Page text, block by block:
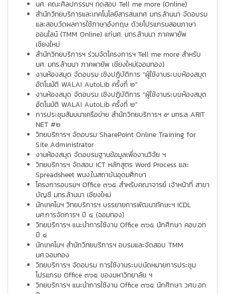
นศ. คณะศิลปกรรมฯ ทดสอบ Tell me more (Online)
สำนักวิทยบริการและเทคโนโลยีสารสนเทศ มทร.ล้านนา จัดอบรม
และสอบวัดผลการใช้ภาษาอังกฤษ ด้วยโปรแกรมสอนภาษา
ออนไลน์ (TMM Online) แก่นศ. มทร.ล้านนา ภาคพายัพ
เชียงใหม่
สำนักวิทยบริการฯ ร่วมจัดโครงการฯ Tell me more สำหรับ
นศ. มทร.ล้านนา ภาคพายัพ เชียงใหม่(จอมทอง)
งานห้องสมุด จัดอบรม เชิงปฏิบัติการ “ผู้ใช้งานระบบห้องสมุด
อัตโนมัติ WALAI AutoLib ครั้งที่ ๒”
งานห้องสมุด จัดอบรม เชิงปฏิบัติการ “ผู้ใช้งานระบบห้องสมุด
อัตโนมัติ WALAI AutoLib ครั้งที่ ๒”
การประชุมสัมมนาเครือข่าย สำนักวิทยบริการฯ ๙ มทร.ล ARIT
NET #๒
วิทยบริการฯ จัดอบรม SharePoint Online Training for
Site Administrator
งานห้องสมุด จัดอบรมฐานข้อมูลเพื่องานวิจัย ฯ
วิทยบริการฯ จัดสอบ ICT หลักสูตร Word Process และ
Spreadsheet พนง.ในสถาบันอุดมศึกษา
โครงการอบรมฯ Office ๓๖๕ สำหรับคณาจารย์ เจ้าหน้าที่ สาขา
บัญชี มทร.ล้านนา เชียงใหม่
นักเทคโนฯ วิทยบริการฯ บรรยายการพัฒนาทักษะฯ ICDL
นศ.การจัดการฯ ปี ๔ (จอมทอง)
วิทยบริการฯ แนะนำการใช้งาน Office ๓๖๕ นักศึกษา คอบ.อท
ปี ๔
นักเทคโนฯ สำนักวิทยบริการฯ อบรมและจัดสอบ TMM
นศ.จอมทอง
วิทยบริการฯ จัดอบรม การใช้งานระบบนัดหมายการประชุม
โปรแกรม Office ๓๖๕ ของมหาวิทยาลัย ฯ
วิทยบริการฯ แนะนำการใช้งาน Office ๓๖๕ นักศึกษา วศบ.อท